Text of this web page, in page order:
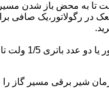
به محض باز شدن مسیر
رگولاتور،یک صافی
شیر برقی مسیر گاز را